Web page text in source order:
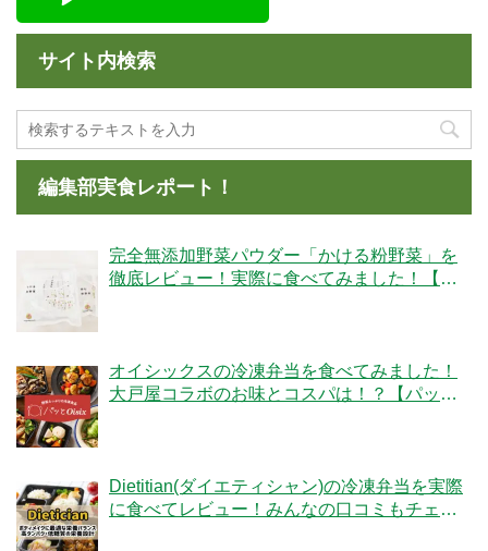
サイト内検索
編集部実食レポート！
完全無添加野菜パウダー「かける粉野菜」を
徹底レビュー！実際に食べてみました！【ベ
オイシックスの冷凍弁当を食べてみました！
大戸屋コラボのお味とコスパは！？【パッと
Dietitian(ダイエティシャン)の冷凍弁当を実際
に食べてレビュー！みんなの口コミもチェッ